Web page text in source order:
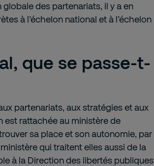
des partenariats, il y a en
à l’échelon national et à l’échelon
que se passe-t-
partenariats, aux stratégies et aux
est rattachée au ministère de
sa place et son autonomie, par
qui traitent elles aussi de la
à la Direction des libertés publiques